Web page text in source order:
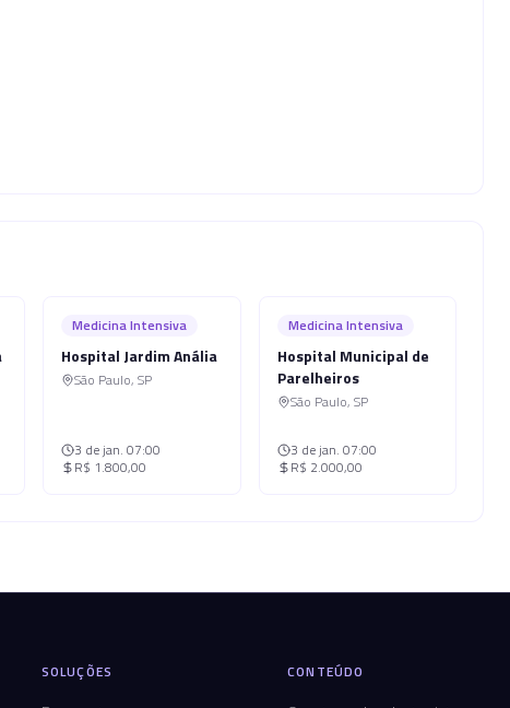
Medicina Intensiva
Hospital Jardim Anália
São Paulo, SP
3 de jan. 07:00
R$ 1.800,00
Medicina Intensiva
Hospital Municipal de
Parelheiros
São Paulo, SP
3 de jan. 07:00
R$ 2.000,00
SOLUÇÕES CONTEÚDO